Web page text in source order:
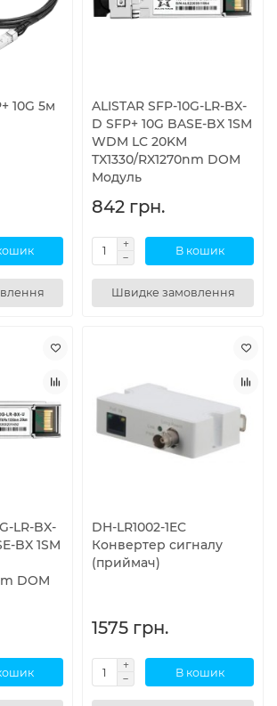
10G 5м
ALISTAR SFP-10G-LR-BX-
D SFP+ 10G BASE-BX 1SM
WDM LC 20KM
TX1330/RX1270nm DOM
Модуль
842 грн.
В кошик
Швидке замовлення
LR-BX-
BX 1SM
DOM
DH-LR1002-1EC
Конвертер сигналу
(приймач)
1575 грн.
В кошик